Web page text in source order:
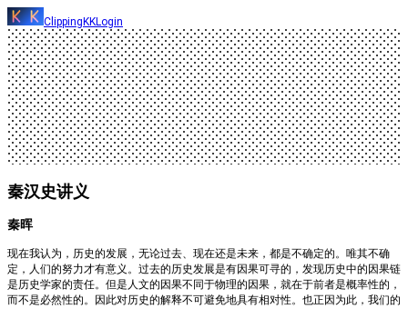
ClippingKKLogin
秦汉史讲义
秦晖
现在我认为，历史的发展，无论过去、现在还是未来，都是不确定的。唯其不确
定，人们的努力才有意义。过去的历史发展是有因果可寻的，发现历史中的因果链
是历史学家的责任。但是人文的因果不同于物理的因果，就在于前者是概率性的，
而不是必然性的。因此对历史的解释不可避免地具有相对性。也正因为此，我们的